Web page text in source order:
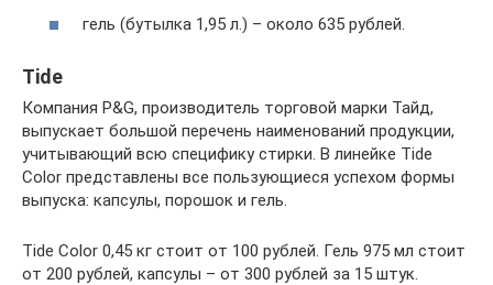
гель (бутылка 1,95 л.) – около 635 рублей.
Tide
Компания P&G, производитель торговой марки Тайд,
выпускает большой перечень наименований продукции,
учитывающий всю специфику стирки. В линейке Tide
Color представлены все пользующиеся успехом формы
выпуска: капсулы, порошок и гель.
Tide Color 0,45 кг стоит от 100 рублей. Гель 975 мл стоит
от 200 рублей, капсулы – от 300 рублей за 15 штук.